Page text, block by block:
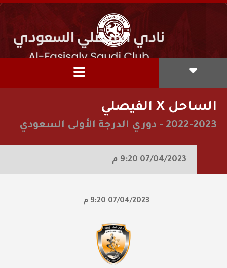
الساحل X الفيصلي
2022-2023
- دوري الدرجة الأولى السعودي
07/04/2023
07/04/2023